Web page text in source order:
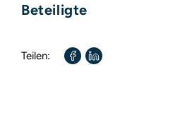
Beteiligte
Autor / Autorin:
Teilen: